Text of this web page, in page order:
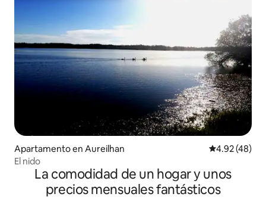
Apartamento en Aureilhan Calificación
4.92 (48)
El nido
La comodidad de un hogar y unos
precios mensuales fantásticos